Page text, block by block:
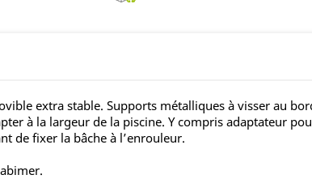
extra stable. Supports métalliques à visser au
à la largeur de la piscine. Y compris adaptateur
de fixer la bâche à l’enrouleur.